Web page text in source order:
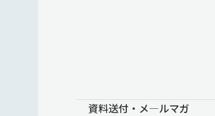
資料送付・メ―ルマガ